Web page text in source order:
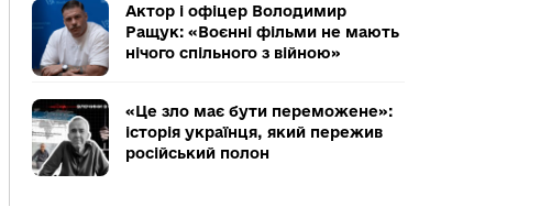
Актор і офіцер Володимир
Ращук: «Воєнні фільми не мають
нічого спільного з війною»
«Це зло має бути переможене»:
історія українця, який пережив
російський полон